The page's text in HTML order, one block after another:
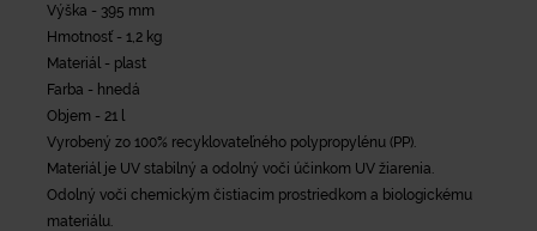
Výška - 395 mm
Hmotnosť - 1,2 kg
Materiál - plast
Farba - hnedá
Objem - 21 l
Vyrobený zo 100% recyklovateľného polypropylénu (PP).
Materiál je UV stabilný a odolný voči účinkom UV žiarenia.
Odolný voči chemickým čistiacim prostriedkom a biologickému
materiálu.